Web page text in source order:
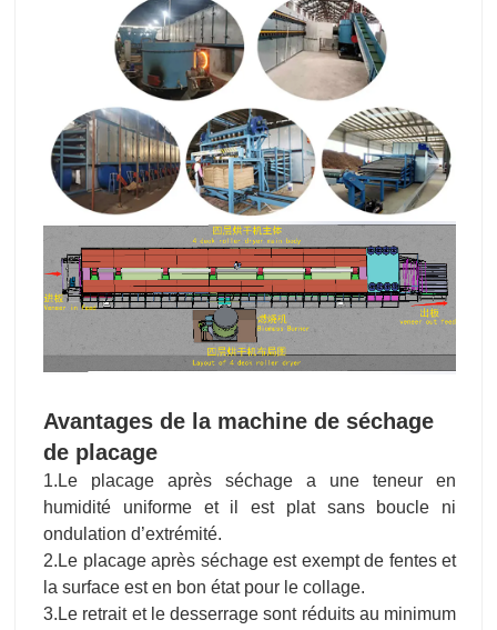
Avantages de la machine de séchage
de placage
1.Le placage après séchage a une teneur en
humidité uniforme et il est plat sans boucle ni
ondulation d’extrémité.
2.Le placage après séchage est exempt de fentes et
la surface est en bon état pour le collage.
3.Le retrait et le desserrage sont réduits au minimum